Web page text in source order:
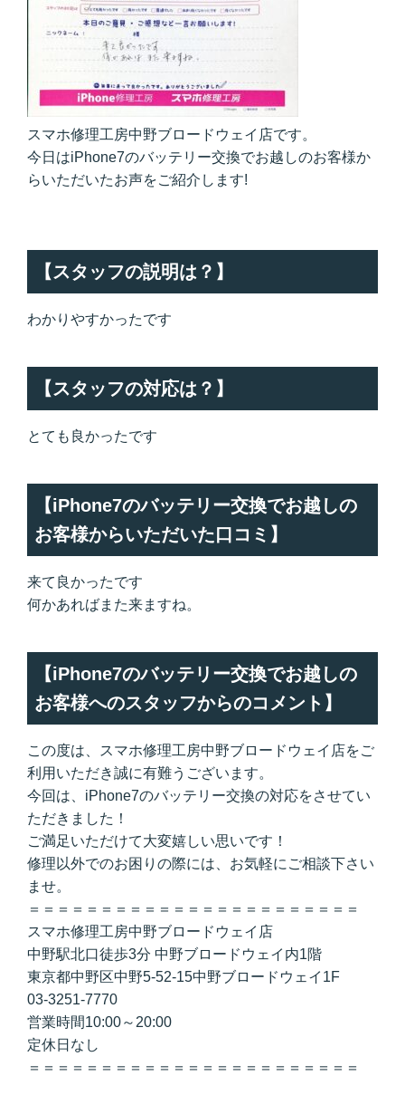
スマホ修理工房中野ブロードウェイ店です。
今日はiPhone7のバッテリー交換でお越しのお客様か
らいただいたお声をご紹介します!
【スタッフの説明は？】
わかりやすかったです
【スタッフの対応は？】
とても良かったです
【iPhone7のバッテリー交換でお越しの
お客様からいただいた口コミ】
来て良かったです
何かあればまた来ますね。
【iPhone7のバッテリー交換でお越しの
お客様へのスタッフからのコメント】
この度は、スマホ修理工房中野ブロードウェイ店をご
利用いただき誠に有難うございます。
今回は、iPhone7のバッテリー交換の対応をさせてい
ただきました！
ご満足いただけて大変嬉しい思いです！
修理以外でのお困りの際には、お気軽にご相談下さい
ませ。
＝＝＝＝＝＝＝＝＝＝＝＝＝＝＝＝＝＝＝＝＝＝＝
スマホ修理工房中野ブロードウェイ店
中野駅北口徒歩3分 中野ブロードウェイ内1階
東京都中野区中野5-52-15中野ブロードウェイ1F
03-3251-7770
営業時間10:00～20:00
定休日なし
＝＝＝＝＝＝＝＝＝＝＝＝＝＝＝＝＝＝＝＝＝＝＝